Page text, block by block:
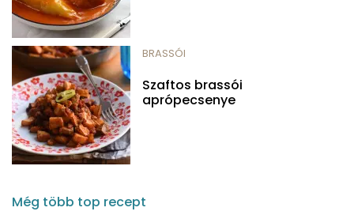
BRASSÓI
Szaftos brassói
aprópecsenye
Még több top recept